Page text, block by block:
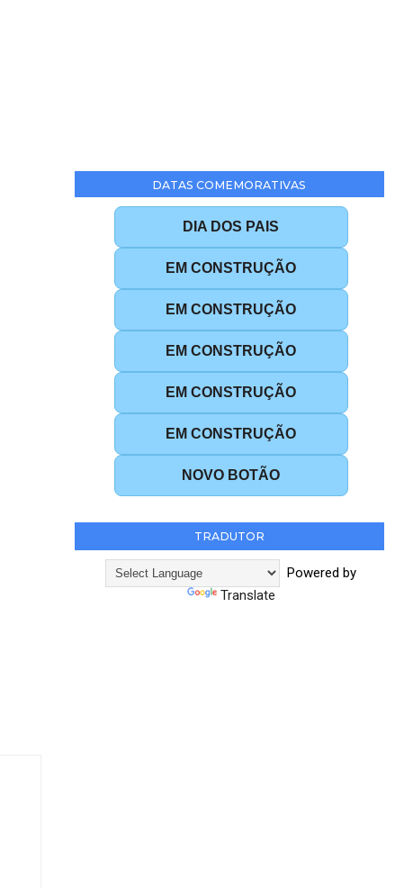
DATAS COMEMORATIVAS
DIA DOS PAIS
EM CONSTRUÇÃO
EM CONSTRUÇÃO
EM CONSTRUÇÃO
EM CONSTRUÇÃO
EM CONSTRUÇÃO
NOVO BOTÃO
TRADUTOR
Powered by
Translate